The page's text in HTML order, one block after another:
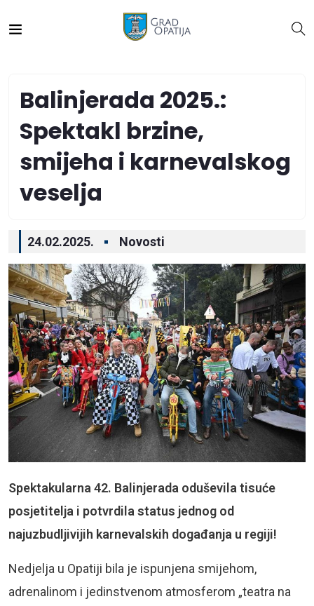
Balinjerada 2025.:
Spektakl brzine,
smijeha i karnevalskog
veselja
24.02.2025. Novosti
Spektakularna 42. Balinjerada oduševila tisuće
posjetitelja i potvrdila status jednog od
najuzbudljivijih karnevalskih događanja u regiji!
Nedjelja u Opatiji bila je ispunjena smijehom,
adrenalinom i jedinstvenom atmosferom „teatra na